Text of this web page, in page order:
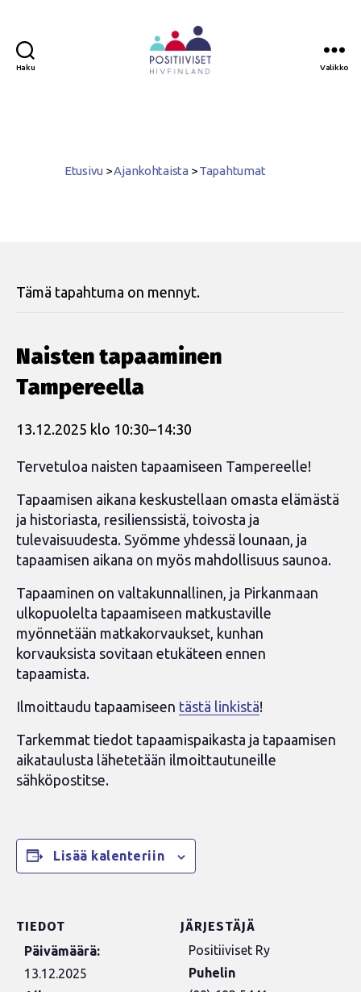
Haku Valikko
Etusivu >Ajankohtaista >Tapahtumat
Tämä tapahtuma on mennyt.
Naisten tapaaminen
Tampereella
13.12.2025 klo 10:30–14:30
Tervetuloa naisten tapaamiseen Tampereelle!
Tapaamisen aikana keskustellaan omasta elämästä
ja historiasta, resilienssistä, toivosta ja
tulevaisuudesta. Syömme yhdessä lounaan, ja
tapaamisen aikana on myös mahdollisuus saunoa.
Tapaaminen on valtakunnallinen, ja Pirkanmaan
ulkopuolelta tapaamiseen matkustaville
myönnetään matkakorvaukset, kunhan
korvauksista sovitaan etukäteen ennen
tapaamista.
Ilmoittaudu tapaamiseen tästä linkistä!
Tarkemmat tiedot tapaamispaikasta ja tapaamisen
aikataulusta lähetetään ilmoittautuneille
sähköpostitse.
Lisää kalenteriin
TIEDOT
Päivämäärä:
13.12.2025
JÄRJESTÄJÄ
Positiiviset Ry
Puhelin